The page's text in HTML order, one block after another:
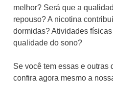
melhor? Será que a
repouso? A nicotina
dormidas? Atividades
qualidade do sono?
Se você tem essas e outras
confira agora mesmo a